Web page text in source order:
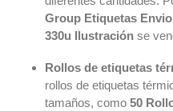
Group Etiquetas
330u Ilustración se
Rollos de etiquetas
rollos de etiquetas
tamaños, como 50